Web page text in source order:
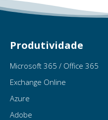
Produtividade
Microsoft 365 / Office 365
Exchange Online
Azure
Adobe